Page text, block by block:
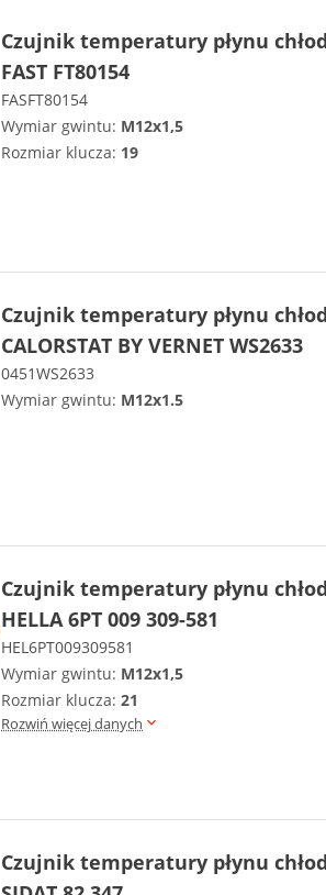
Czujnik temperatury płynu
FAST FT80154
FASFT80154
Wymiar gwintu: M12x1,5
Rozmiar klucza: 19
Czujnik temperatury płynu
CALORSTAT BY VERNET WS2633
0451WS2633
Wymiar gwintu: M12x1.5
Czujnik temperatury płynu
HELLA 6PT 009 309-581
HEL6PT009309581
Wymiar gwintu: M12x1,5
Rozmiar klucza: 21
Rozwiń więcej danych
Czujnik temperatury płynu